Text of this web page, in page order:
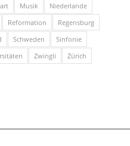
Musik
Niederlande
Reformation
Regensburg
Schweden
Sinfonie
Zwingli
Zürich